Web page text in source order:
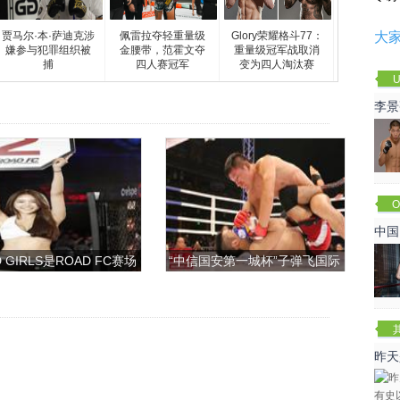
贾马尔·本·萨迪克涉
嫌参与犯罪组织被
捕
佩雷拉夺轻重量级
金腰带，范霍文夺
四人赛冠军
Glory荣耀格斗77：
重量级冠军战取消
变为四人淘汰赛
GIRLS是ROAD FC赛场
“中信国安第一城杯”子弹飞国际
大
李
中
昨
咏